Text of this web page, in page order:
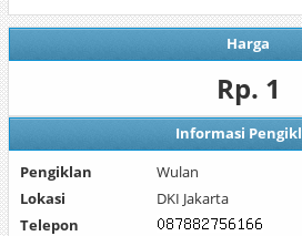
Harga
Rp. 1
Informasi
Pengiklan
Wulan
Lokasi
DKI Jakarta
Telepon